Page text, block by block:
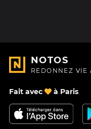
NOTOS
REDONNEZ VIE
Fait avec à Paris